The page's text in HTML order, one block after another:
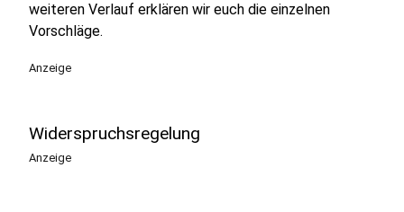
weiteren Verlauf erklären wir euch die einzelnen
Vorschläge.
Anzeige
Widerspruchsregelung
Anzeige